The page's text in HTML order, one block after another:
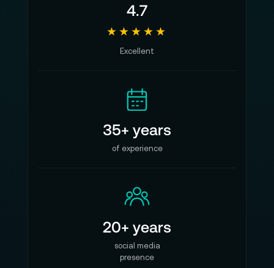
4.7
★★★★★
Excellent
35+ years
of experience
20+ years
social media
presence